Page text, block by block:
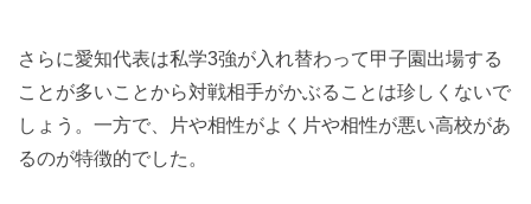
さらに愛知代表は私学3強が入れ替わって甲子園出場する
ことが多いことから対戦相手がかぶることは珍しくないで
しょう。一方で、片や相性がよく片や相性が悪い高校があ
るのが特徴的でした。